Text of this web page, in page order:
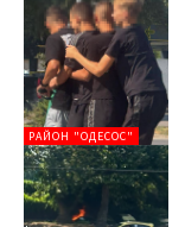
РАЙОН "ОДЕСОС"